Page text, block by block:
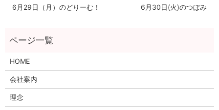
6月29日（月）のどりーむ！ 6月30日(火)のつぼみ
HOME
会社案内
理念